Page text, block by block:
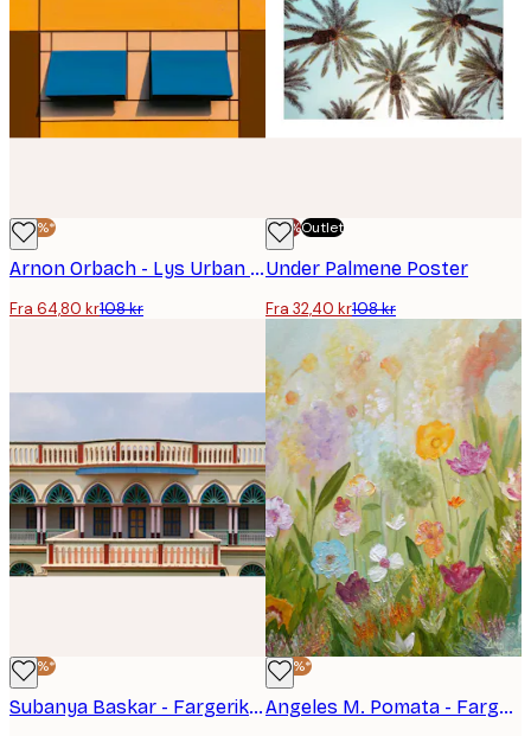
-40%*
Arnon Orbach - Lys Urban Geometri Plakat
Fra 64,80 kr108 kr
-70%Outlet
Under Palmene Poster
Fra 32,40 kr108 kr
-40%*
Subanya Baskar - Fargerik Buet Fasade Plakat
-40%*
Angeles M. Pomata - Fargerik Villblomstereng Plakat